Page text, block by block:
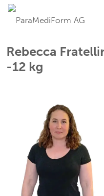
Rebecca
-12 kg